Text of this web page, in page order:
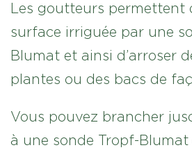
Les goutteurs permettent
surface irriguée par une
Blumat et ainsi d’arroser
plantes ou des bacs de
Vous pouvez brancher
à une sonde Tropf-